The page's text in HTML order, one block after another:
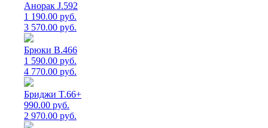
Анорак J.592
1 190.00 руб.
3 570.00 руб.
Брюки B.466
1 590.00 руб.
4 770.00 руб.
Бриджи T.66+
990.00 руб.
2 970.00 руб.